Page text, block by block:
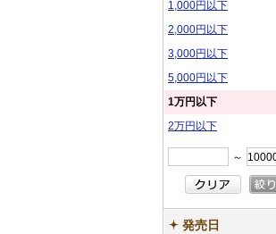
1,000円以下
2,000円以下
3,000円以下
5,000円以下
1万円以下
2万円以下
～
発売日